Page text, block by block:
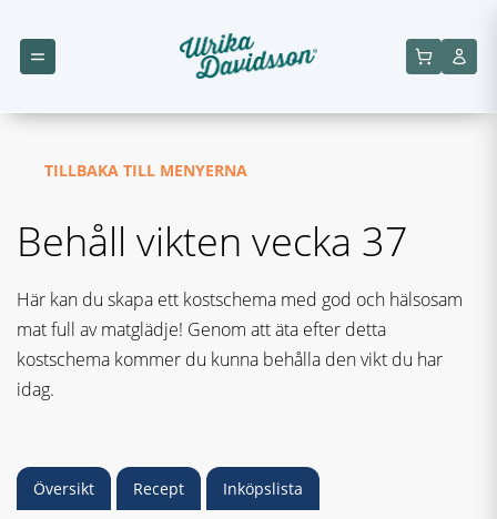
TILLBAKA TILL MENYERNA
Behåll vikten vecka 37
Här kan du skapa ett kostschema med god och hälsosam
mat full av matglädje! Genom att äta efter detta
kostschema kommer du kunna behålla den vikt du har
idag.
Översikt Recept Inköpslista